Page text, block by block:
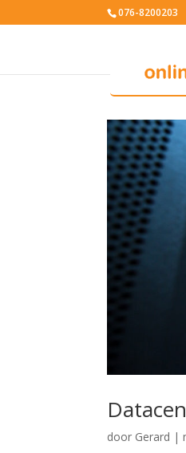
076-8200203
door Gerard |